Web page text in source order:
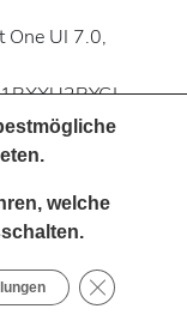
One UI 7.0,
welche
GDPR